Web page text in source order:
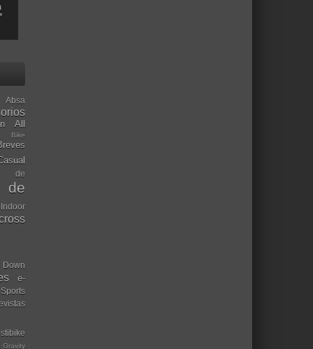
Absa
All
Bike
de
de
Down
e-
Gravity